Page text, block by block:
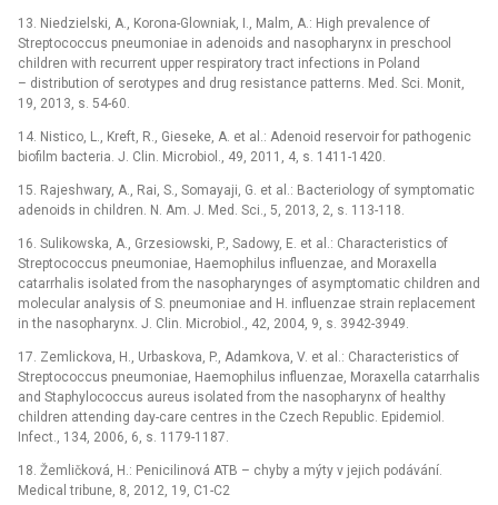
13. Niedzielski, A., Korona-Glowniak, I., Malm, A.: High prevalence of
Streptococcus pneumoniae in adenoids and nasopharynx in preschool
children with recurrent upper respiratory tract infections in Poland
–⁠ distribution of serotypes and drug resistance patterns. Med. Sci. Monit,
19, 2013, s. 54-60.
14. Nistico, L., Kreft, R., Gieseke, A. et al.: Adenoid reservoir for pathogenic
biofilm bacteria. J. Clin. Microbiol., 49, 2011, 4, s. 1411-1420.
15. Rajeshwary, A., Rai, S., Somayaji, G. et al.: Bacteriology of symptomatic
adenoids in children. N. Am. J. Med. Sci., 5, 2013, 2, s. 113-118.
16. Sulikowska, A., Grzesiowski, P., Sadowy, E. et al.: Characteristics of
Streptococcus pneumoniae, Haemophilus influenzae, and Moraxella
catarrhalis isolated from the nasopharynges of asymptomatic children and
molecular analysis of S. pneumoniae and H. influenzae strain replacement
in the nasopharynx. J. Clin. Microbiol., 42, 2004, 9, s. 3942-3949.
17. Zemlickova, H., Urbaskova, P., Adamkova, V. et al.: Characteristics of
Streptococcus pneumoniae, Haemophilus influenzae, Moraxella catarrhalis
and Staphylococcus aureus isolated from the nasopharynx of healthy
children attending day-care centres in the Czech Republic. Epidemiol.
Infect., 134, 2006, 6, s. 1179-1187.
18. Žemličková, H.: Penicilinová ATB –⁠ chyby a mýty v jejich podávání.
Medical tribune, 8, 2012, 19, C1-C2